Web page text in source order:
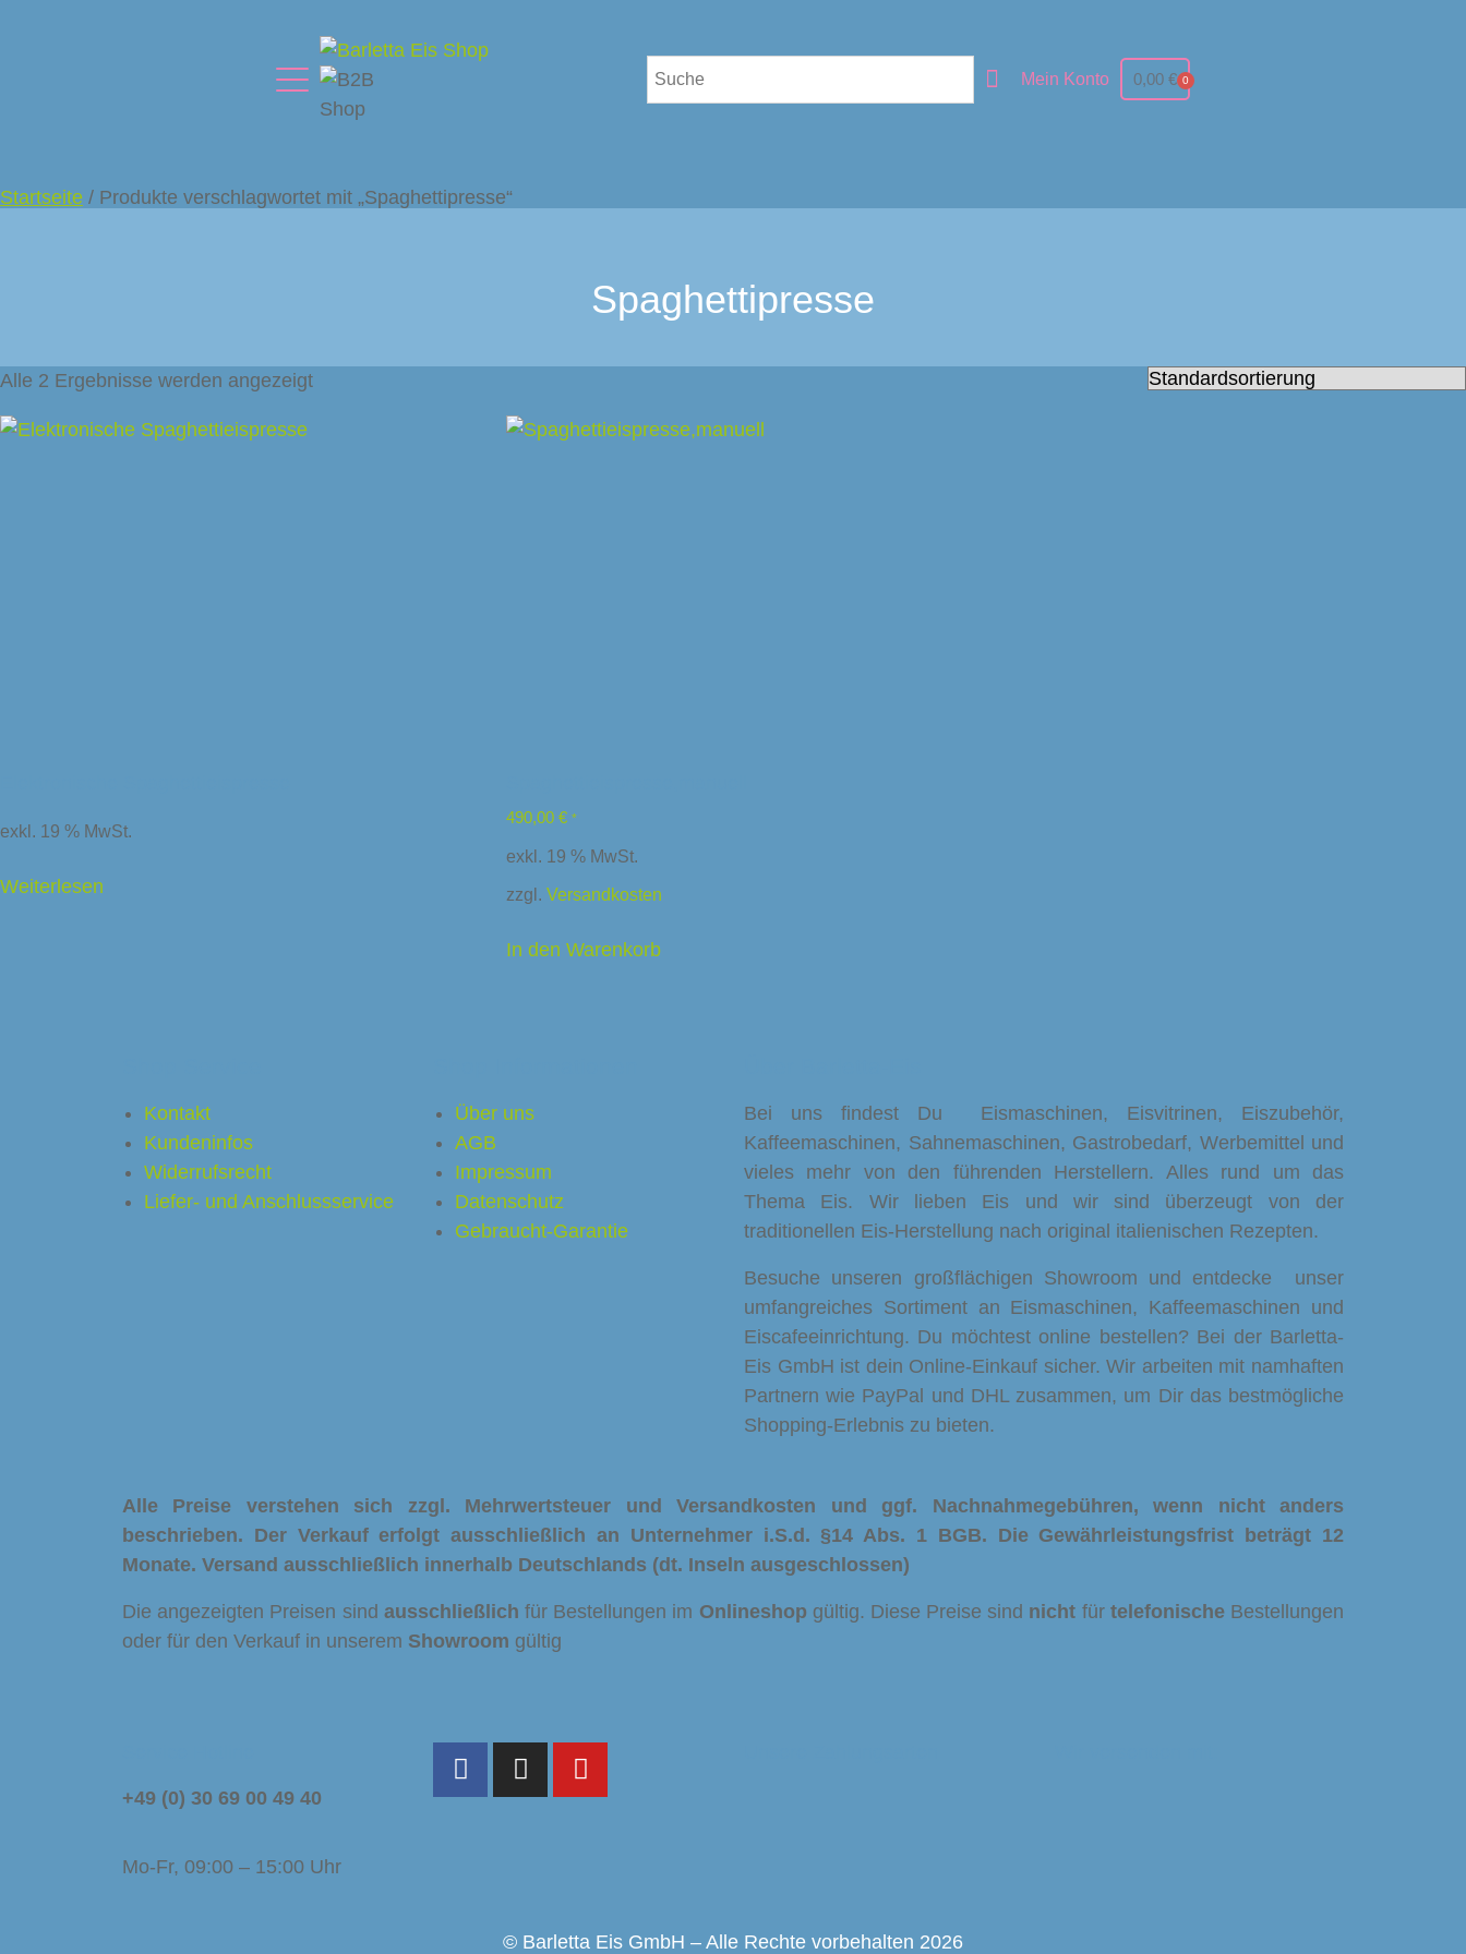
Mein Konto 0,00 € 0
Ladenbau
Startseite / Produkte verschlagwortet mit „Spaghettipresse“
Spaghettipresse
Alle 2 Ergebnisse werden angezeigt
exkl. 19 % MwSt.
Weiterlesen
490,00€ *
exkl. 19 % MwSt.
zzgl.Versandkosten
In den Warenkorb
Kontakt
Kundeninfos
Widerrufsrecht
Liefer- und Anschlussservice
Über uns
AGB
Impressum
Datenschutz
Gebraucht-Garantie
Bei uns findest Du Eismaschinen, Eisvitrinen, Eiszubehör,
Kaffeemaschinen, Sahnemaschinen, Gastrobedarf, Werbemittel und
vieles mehr von den führenden Herstellern. Alles rund um das
Thema Eis. Wir lieben Eis und wir sind überzeugt von der
traditionellen Eis-Herstellung nach original italienischen Rezepten.
Besuche unseren großflächigen Showroom und entdecke unser
umfangreiches Sortiment an Eismaschinen, Kaffeemaschinen und
Eiscafeeinrichtung. Du möchtest online bestellen? Bei der Barletta-
Eis GmbH ist dein Online-Einkauf sicher. Wir arbeiten mit namhaften
Partnern wie PayPal und DHL zusammen, um Dir das bestmögliche
Shopping-Erlebnis zu bieten.
Alle Preise verstehen sich zzgl. Mehrwertsteuer und Versandkosten und ggf. Nachnahmegebühren, wenn nicht anders
beschrieben. Der Verkauf erfolgt ausschließlich an Unternehmer i.S.d. §14 Abs. 1 BGB. Die Gewährleistungsfrist beträgt 12
Monate. Versand ausschließlich innerhalb Deutschlands (dt. Inseln ausgeschlossen)
Die angezeigten Preisen sind ausschließlich für Bestellungen im Onlineshop gültig. Diese Preise sind nicht für telefonischeBestellungen
oder für den Verkauf in unserem Showroom gültig
+49 (0) 30 69 00 49 40
Mo-Fr, 09:00 – 15:00 Uhr
© Barletta Eis GmbH – Alle Rechte vorbehalten 2026